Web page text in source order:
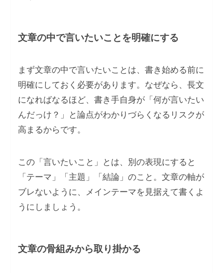
文章の中で言いたいことを明確にする
まず文章の中で言いたいことは、書き始める前に
明確にしておく必要があります。なぜなら、長文
になればなるほど、書き手自身が「何が言いたい
んだっけ？」と論点がわかりづらくなるリスクが
高まるからです。
この「言いたいこと」とは、別の表現にすると
「テーマ」「主題」「結論」のこと。文章の軸が
ブレないように、メインテーマを見据えて書くよ
うにしましょう。
文章の骨組みから取り掛かる